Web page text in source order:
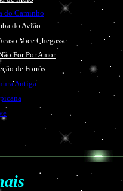
do Caminho
do Avião
Voce Chegasse
For Por Amor
de Forrós
Antiga